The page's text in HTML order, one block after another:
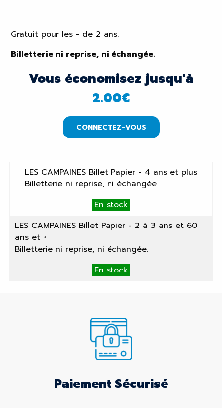
Gratuit pour les - de 2 ans.
Billetterie ni reprise, ni échangée.
Vous économisez jusqu'à
2.00€
CONNECTEZ-VOUS
LES CAMPAINES Billet Papier - 4 ans et plus
Billetterie ni reprise, ni échangée
En stock
LES CAMPAINES Billet Papier - 2 à 3 ans et 60
ans et +
Billetterie ni reprise, ni échangée.
En stock
Paiement Sécurisé